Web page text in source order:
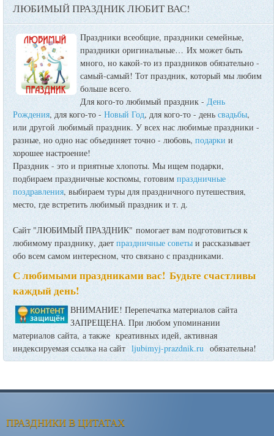
ЛЮБИМЫЙ ПРАЗДНИК ЛЮБИТ ВАС!
Праздники всеобщие, праздники семейные,
праздники оригинальные… Их может быть
много, но какой-то из праздников обязательно -
самый-самый! Тот праздник, который мы любим
больше всего.
Для кого-то любимый праздник - День
Рождения, для кого-то -Новый Год, для кого-то - деньсвадьбы,
или другой любимый праздник. У всех нас любимые праздники -
разные, но одно нас объединяет точно - любовь,подарки и
хорошее настроение!
Праздник - это и приятные хлопоты. Мы ищем подарки,
подбираем праздничные костюмы, готовимпраздничные
поздравления, выбираем туры для праздничного путешествия,
место, где встретить любимый праздник и т. д.
Сайт "ЛЮБИМЫЙ ПРАЗДНИК" помогает вам подготовиться к
любимому празднику, даетпраздничные советы и рассказывает
обо всем самом интересном, что связано с праздниками.
С любимыми праздниками вас! Будьте счастливы
каждый день!
ВНИМАНИЕ! Перепечатка материалов сайта
ЗАПРЕЩЕНА. При любом упоминании
материалов сайта, а также креативных идей, активная
индексируемая ссылка на сайт ljubimyj-prazdnik.ruобязательна!
ПРАЗДНИКИ В ЦИТАТАХ